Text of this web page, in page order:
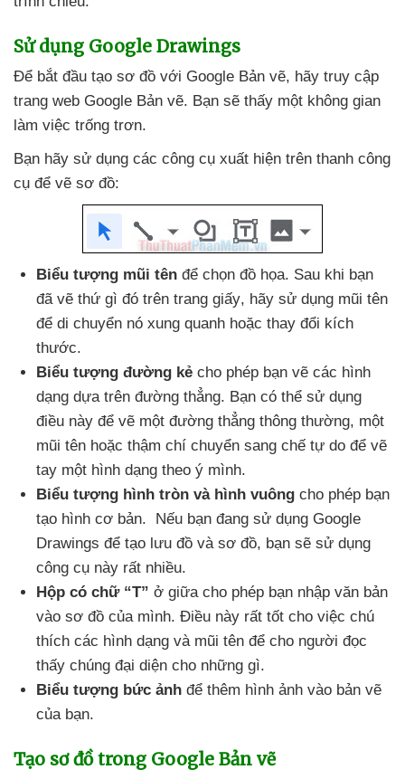
Sử dụng Google Drawings
Để bắt đầu tạo sơ đồ với Google Bản vẽ, hãy truy cập
trang web Google Bản vẽ. Bạn sẽ thấy một không gian
làm việc trống trơn.
Bạn hãy sử dụng các công cụ xuất hiện trên thanh công
cụ để vẽ sơ đồ:
Biểu tượng mũi tên để chọn đồ họa. Sau khi bạn
đã vẽ thứ gì đó trên trang giấy, hãy sử dụng mũi tên
để di chuyển nó xung quanh hoặc thay đổi kích
thước.
Biểu tượng đường kẻ cho phép bạn vẽ các hình
dạng dựa trên đường thẳng. Bạn có thể sử dụng
điều này để vẽ một đường thẳng thông thường, một
mũi tên hoặc thậm chí chuyển sang chế tự do để vẽ
tay một hình dạng theo ý mình.
Biểu tượng hình tròn và hình vuông cho phép bạn
tạo hình cơ bản.
Nếu bạn đang sử dụng Google
Drawings để tạo lưu đồ và sơ đồ, bạn sẽ sử dụng
công cụ này rất nhiều.
Hộp có chữ “T” ở giữa cho phép bạn nhập văn bản
vào sơ đồ của mình. Điều này rất tốt cho việc chú
thích các hình dạng và mũi tên để cho người đọc
thấy chúng đại diện cho những gì.
Biểu tượng bức ảnh để thêm hình ảnh vào bản vẽ
của bạn.
Tạo sơ đồ trong Google Bản vẽ